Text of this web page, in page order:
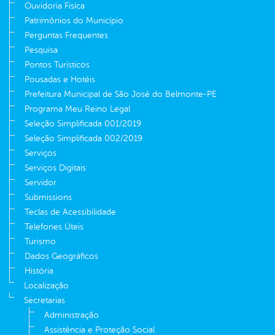
Ouvidoria Fisíca
Patrimônios do Município
Perguntas Frequentes
Pesquisa
Pontos Turísticos
Pousadas e Hotéis
Prefeitura Municipal de São José do Belmonte-PE
Programa Meu Reino Legal
Seleção Simplificada 001/2019
Seleção Simplificada 002/2019
Serviços
Serviços Digitais
Servidor
Submissions
Teclas de Acessibilidade
Telefones Úteis
Turismo
Dados Geográficos
História
Localização
Secretarias
Administração
Assistência e Proteção Social